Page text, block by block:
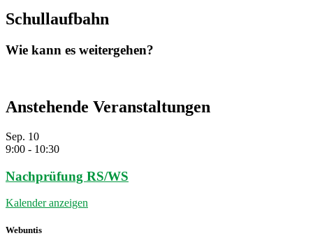
Schullaufbahn
Wie kann es weitergehen?
Anstehende Veranstaltungen
Sep. 10
9:00 - 10:30
Nachprüfung RS/WS
Kalender anzeigen
Webuntis